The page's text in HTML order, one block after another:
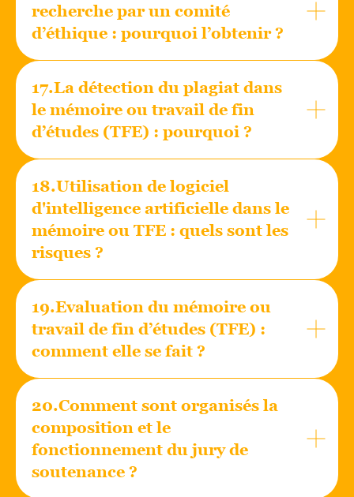
recherche par un comité
d’éthique : pourquoi l’obtenir ?
17.La détection du plagiat dans
le mémoire ou travail de fin
d’études (TFE) : pourquoi ?
18.Utilisation de logiciel
d'intelligence artificielle dans le
mémoire ou TFE : quels sont les
risques ?
19.Evaluation du mémoire ou
travail de fin d’études (TFE) :
comment elle se fait ?
20.Comment sont organisés la
composition et le
fonctionnement du jury de
soutenance ?